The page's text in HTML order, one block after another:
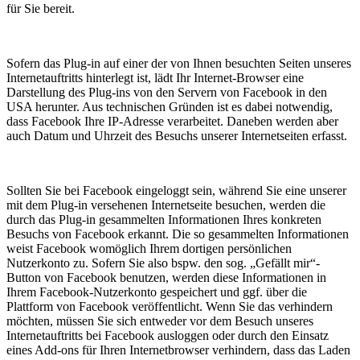
für Sie bereit.
Sofern das Plug-in auf einer der von Ihnen besuchten Seiten unseres
Internetauftritts hinterlegt ist, lädt Ihr Internet-Browser eine
Darstellung des Plug-ins von den Servern von Facebook in den
USA herunter. Aus technischen Gründen ist es dabei notwendig,
dass Facebook Ihre IP-Adresse verarbeitet. Daneben werden aber
auch Datum und Uhrzeit des Besuchs unserer Internetseiten erfasst.
Sollten Sie bei Facebook eingeloggt sein, während Sie eine unserer
mit dem Plug-in versehenen Internetseite besuchen, werden die
durch das Plug-in gesammelten Informationen Ihres konkreten
Besuchs von Facebook erkannt. Die so gesammelten Informationen
weist Facebook womöglich Ihrem dortigen persönlichen
Nutzerkonto zu. Sofern Sie also bspw. den sog. „Gefällt mir“-
Button von Facebook benutzen, werden diese Informationen in
Ihrem Facebook-Nutzerkonto gespeichert und ggf. über die
Plattform von Facebook veröffentlicht. Wenn Sie das verhindern
möchten, müssen Sie sich entweder vor dem Besuch unseres
Internetauftritts bei Facebook ausloggen oder durch den Einsatz
eines Add-ons für Ihren Internetbrowser verhindern, dass das Laden